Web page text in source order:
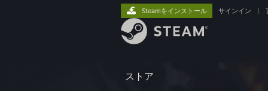
ストア
Steamをインストール サインイン